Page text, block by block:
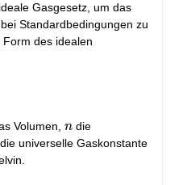
Gasgesetz, um das
Standardbedingungen zu
des idealen
Volumen, n
ndie
die universelle Gaskonstante